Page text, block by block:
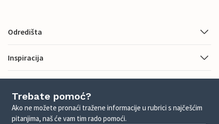
Odredišta
Inspiracija
Trebate pomoć?
Ako ne možete pronaći tražene informacije u rubrici s najčešćim
pitanjima, naš će vam tim rado pomoći.